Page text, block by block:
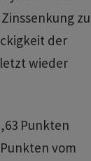
zu
der
wieder
Punkten
vom